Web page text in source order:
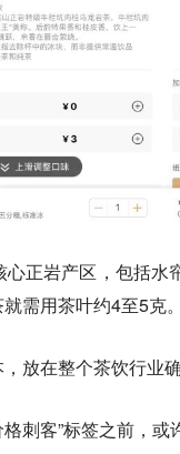
正岩产区，包括水
需用茶叶约4至5克。
放在整个茶饮行业
刺客”标签之前，或